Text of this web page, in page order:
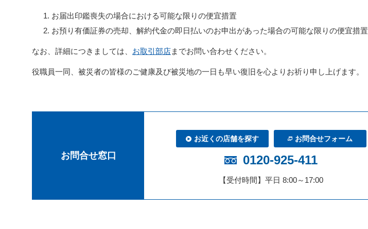
お届出印鑑喪失の場合における可能な限りの便宜措置
お預り有価証券の売却、解約代金の即日払いのお申出があった場合の可能な限りの便宜措置
なお、詳細につきましては、 お取引部店までお問い合わせください。
役職員一同、被災者の皆様のご健康及び被災地の一日も早い復旧を心よりお祈り申し上げます。
お問合せ窓口
お近くの店舗を探す お問合せフォーム
0120-925-411
【受付時間】平日 8:00～17:00